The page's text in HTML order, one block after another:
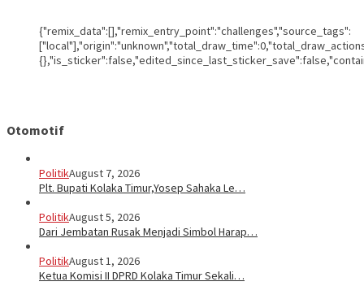
{"remix_data":[],"remix_entry_point":"challenges","source_tags":
Otomotif
PolitikAugust 7, 2026
Plt. Bupati Kolaka Timur,Yosep Sahaka Le…
PolitikAugust 5, 2026
Dari Jembatan Rusak Menjadi Simbol Harap…
PolitikAugust 1, 2026
Ketua Komisi II DPRD Kolaka Timur Sekali…